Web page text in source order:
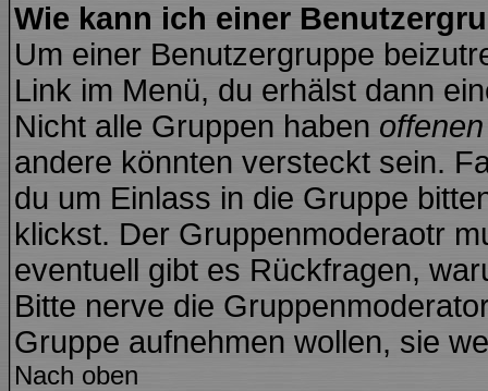
Wie kann ich einer
Um einer Benutzergruppe
Link im Menü, du erhälst dann
Nicht alle Gruppen haben
andere könnten versteckt sein.
du um Einlass in die Gruppe
klickst. Der Gruppenmoderaotr
eventuell gibt es Rückfragen,
Bitte nerve die
Gruppe aufnehmen wollen, sie
Nach oben